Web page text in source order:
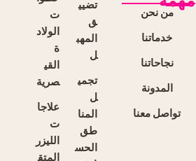
من نحن
خدماتنا
نجاحاتنا
المدونة
تواصل معنا
تضيي
ق
المهب
ل
تجمي
ل
المنا
طق
الحس
ت
الولاد
ة
القي
صرية
علاجا
ت
الليزر
المتق